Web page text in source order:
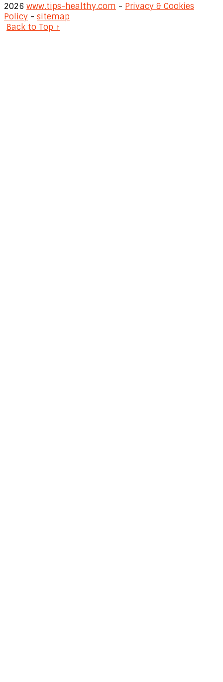
2026 www.tips-healthy.com - Privacy & Cookies
Policy - sitemap
Back to Top ↑